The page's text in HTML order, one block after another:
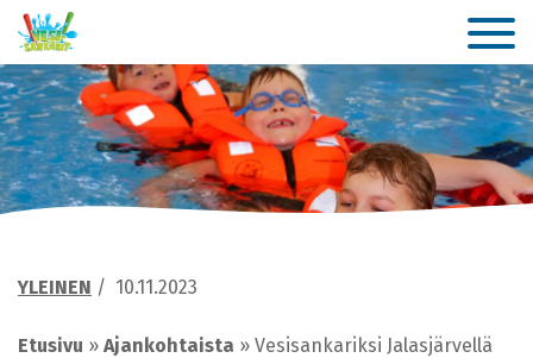
YLEINEN / 10.11.2023
Etusivu » Ajankohtaista » Vesisankariksi Jalasjärvellä